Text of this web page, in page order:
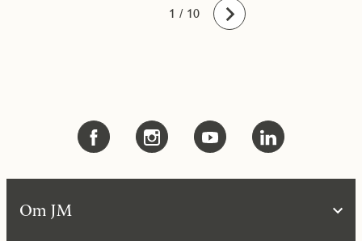
1
2
3
4
5
6
7
8
9
10 / 10 Fremover
Om JM